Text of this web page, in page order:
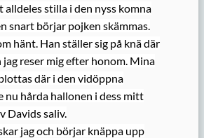
alldeles stilla i den nyss komna
snart börjar pojken skämmas.
hänt. Han ställer sig på knä där
jag reser mig efter honom. Mina
där i den vidöppna
nu hårda hallonen i dess mitt
Davids saliv.
jag och börjar knäppa upp